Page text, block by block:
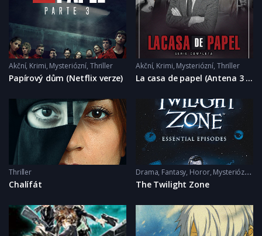
Akční, Krimi, Mysteriózní, Thriller
Papírový dům (Netflix verze)
Akční, Krimi, Mysteriózní, Thriller
La casa de papel (Antena 3 version)
Thriller
Chalífát
Drama, Fantasy, Horor, Mysteriózní ,
The Twilight Zone